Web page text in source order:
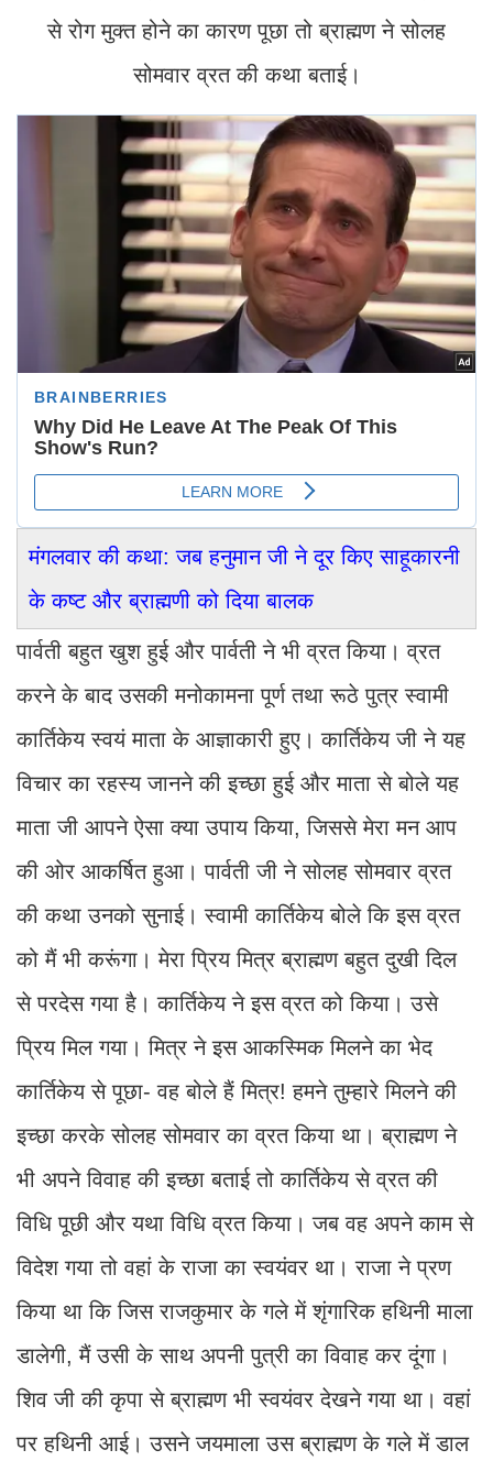
से रोग मुक्त होने का कारण पूछा तो ब्राह्मण ने सोलह
सोमवार व्रत की कथा बताई।
मंगलवार की कथा: जब हनुमान जी ने दूर किए साहूकारनी
के कष्ट और ब्राह्मणी को दिया बालक
पार्वती बहुत खुश हुई और पार्वती ने भी व्रत किया। व्रत
करने के बाद उसकी मनोकामना पूर्ण तथा रूठे पुत्र स्वामी
कार्तिकेय स्वयं माता के आज्ञाकारी हुए। कार्तिकेय जी ने यह
विचार का रहस्य जानने की इच्छा हुई और माता से बोले यह
माता जी आपने ऐसा क्या उपाय किया, जिससे मेरा मन आप
की ओर आकर्षित हुआ। पार्वती जी ने सोलह सोमवार व्रत
की कथा उनको सुनाई। स्वामी कार्तिकेय बोले कि इस व्रत
को मैं भी करूंगा। मेरा प्रिय मित्र ब्राह्मण बहुत दुखी दिल
से परदेस गया है। कार्तिकेय ने इस व्रत को किया। उसे
प्रिय मिल गया। मित्र ने इस आकस्मिक मिलने का भेद
कार्तिकेय से पूछा- वह बोले हैं मित्र! हमने तुम्हारे मिलने की
इच्छा करके सोलह सोमवार का व्रत किया था। ब्राह्मण ने
भी अपने विवाह की इच्छा बताई तो कार्तिकेय से व्रत की
विधि पूछी और यथा विधि व्रत किया। जब वह अपने काम से
विदेश गया तो वहां के राजा का स्वयंवर था। राजा ने प्रण
किया था कि जिस राजकुमार के गले में शृंगारिक हथिनी माला
डालेगी, मैं उसी के साथ अपनी पुत्री का विवाह कर दूंगा।
शिव जी की कृपा से ब्राह्मण भी स्वयंवर देखने गया था। वहां
पर हथिनी आई। उसने जयमाला उस ब्राह्मण के गले में डाल